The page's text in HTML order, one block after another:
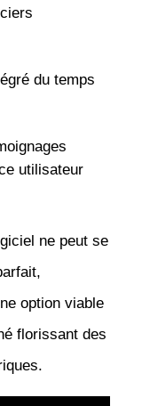
du temps
utilisateur
ne peut se
option viable
florissant des